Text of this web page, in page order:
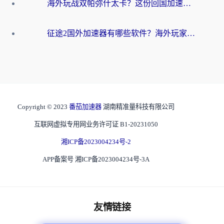
海外玩战双帕弥什太卡？这份回国加速器终极指南帮你告别延迟（附打球球大作战古今江湖加速方案）
征途2国外加速器有哪些软件？海外玩家亲测实用指南（附非洲梦幻西游加速技巧）
Copyright © 2023 番茄加速器 湖南精准量科技有限公司
互联网虚拟专用网业务许可证 B1-20231050
湘ICP备2023004234号-2
APP备案号 湘ICP备2023004234号-3A
友情链接